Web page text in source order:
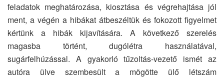
feladatok meghatározása, kiosztása és végrehajtása jól
ment, a végén a hibákat átbeszéltük és fokozott figyelmet
kértünk a hibák kijavítására. A következő szerelés
magasba történt, dugólétra használatával,
sugárfelhúzással. A gyakorló tűzoltás-vezető ismét az
autóra ülve szembesült a mögötte ülő létszám